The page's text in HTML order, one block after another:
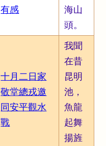
有感
海山
頭。
十月二日家
敬堂總戎邀
同安平觀水
戰
我聞
在昔
昆明
池，
魚龍
起舞
揚旌